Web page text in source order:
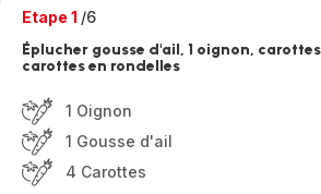
Etape 1 /6
Éplucher gousse d'ail, 1 oignon,
carottes en rondelles
1 Oignon
1 Gousse d'ail
4 Carottes